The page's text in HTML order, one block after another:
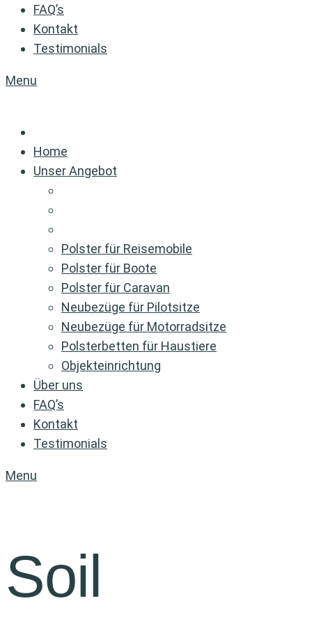
FAQ’s
Kontakt
Testimonials
Menu
Home
Unser Angebot
Polster für Reisemobile
Polster für Boote
Polster für Caravan
Neubezüge für Pilotsitze
Neubezüge für Motorradsitze
Polsterbetten für Haustiere
Objekteinrichtung
Über uns
FAQ’s
Kontakt
Testimonials
Menu
Soil